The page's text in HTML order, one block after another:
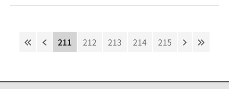
211 212 213 214 215